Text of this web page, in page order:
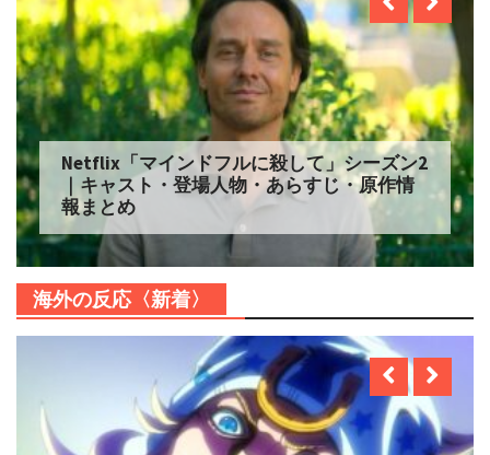
Netflix「マインドフルに殺して」シーズン2
｜キャスト・登場人物・あらすじ・原作情
報まとめ
海外の反応〈新着〉